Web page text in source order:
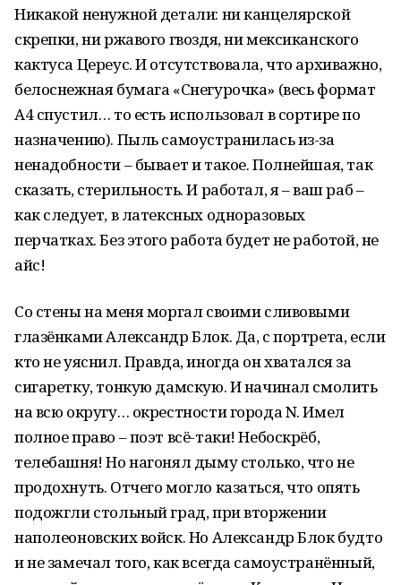
Никакой ненужной детали: ни канцелярской
скрепки, ни ржавого гвоздя, ни мексиканского
кактуса Цереус. И отсутствовала, что архиважно,
белоснежная бумага «Снегурочка» (весь формат
А4 спустил… то есть использовал в сортире по
назначению). Пыль самоустранилась из-за
ненадобности – бывает и такое. Полнейшая, так
сказать, стерильность. И работал, я – ваш раб –
как следует, в латексных одноразовых
перчатках. Без этого работа будет не работой, не
айс!
Со стены на меня моргал своими сливовыми
глазёнками Александр Блок. Да, с портрета, если
кто не уяснил. Правда, иногда он хватался за
сигаретку, тонкую дамскую. И начинал смолить
на всю округу… окрестности города N. Имел
полное право – поэт всё-таки! Небоскрёб,
телебашня! Но нагонял дыму столько, что не
продохнуть. Отчего могло казаться, что опять
подожгли стольный град, при вторжении
наполеоновских войск. Но Александр Блок будто
и не замечал того, как всегда самоустранённый,